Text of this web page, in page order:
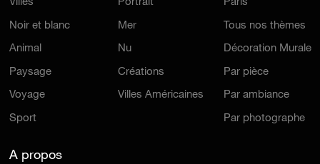
Villes
Noir et blanc
Animal
Paysage
Voyage
Sport
Portrait
Mer
Nu
Créations
Villes Américaines
Paris
Tous nos thèmes
Décoration Murale
Par pièce
Par ambiance
Par photographe
A propos